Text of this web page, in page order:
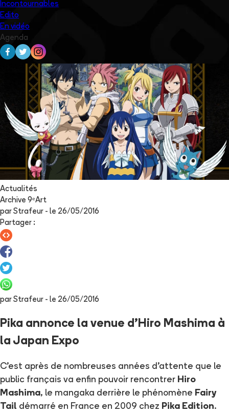
Incontournables
Edito
En vidéo
Agenda
Actualités
Archive 9ᵉArt
par Strafeur - le 26/05/2016
Partager :
par Strafeur - le 26/05/2016
Pika annonce la venue d'Hiro Mashima à
la Japan Expo
C'est après de nombreuses années d'attente que le
public français va enfin pouvoir rencontrer Hiro
Mashima, le mangaka derrière le phénomène Fairy
Tail démarré en France en 2009 chez Pika Edition.